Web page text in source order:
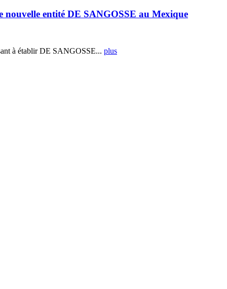
entité DE SANGOSSE au Mexique
à établir DE SANGOSSE... plus